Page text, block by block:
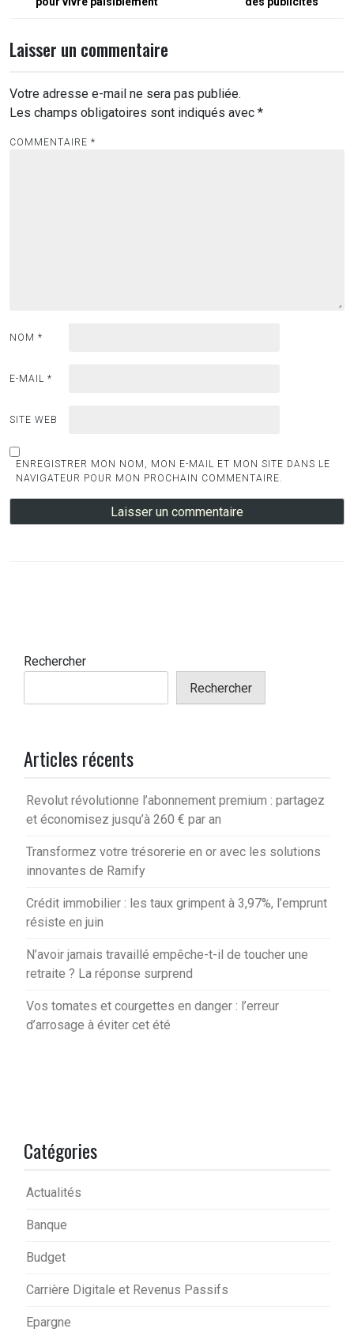
Laisser un commentaire
Votre adresse e-mail ne sera pas publiée.
Les champs obligatoires sont indiqués avec *
COMMENTAIRE *
NOM *
E-MAIL *
SITE WEB
ENREGISTRER MON NOM, MON E-MAIL ET MON SITE DANS LE
NAVIGATEUR POUR MON PROCHAIN COMMENTAIRE.
Rechercher
Rechercher
Articles récents
Revolut révolutionne l’abonnement premium : partagez
et économisez jusqu’à 260 € par an
Transformez votre trésorerie en or avec les solutions
innovantes de Ramify
Crédit immobilier : les taux grimpent à 3,97%, l’emprunt
résiste en juin
N’avoir jamais travaillé empêche-t-il de toucher une
retraite ? La réponse surprend
Vos tomates et courgettes en danger : l’erreur
d’arrosage à éviter cet été
Catégories
Actualités
Banque
Budget
Carrière Digitale et Revenus Passifs
Epargne